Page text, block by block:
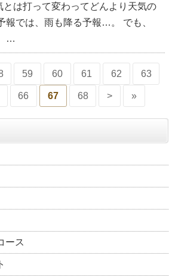
とは打って変わってどんより天気の
では、雨も降る予報…。 でも、
…
59 60 61 62 63
66 67 68 > »
ース